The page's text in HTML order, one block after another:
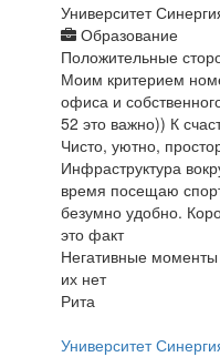
Университет
Образование
Положительные
Моим критерием
офиса и
52 это важно)) К
Чисто, уютно,
Инфраструктура
время посещаю
безумно удобно.
это факт
Негативные моменты
их нет
Рита
Университет